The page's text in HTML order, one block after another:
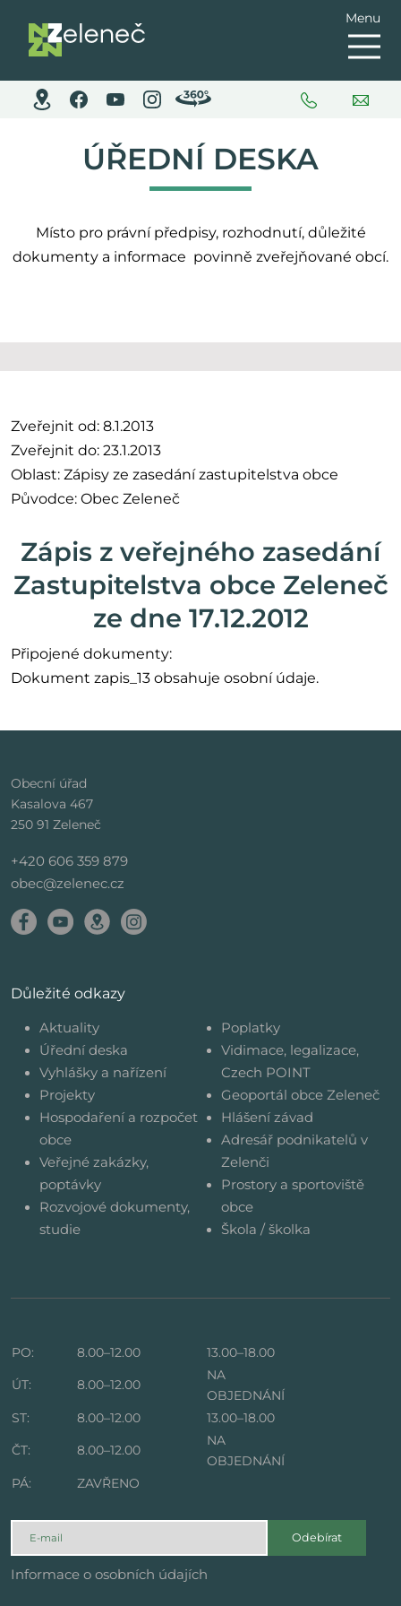
Menu
ÚŘEDNÍ DESKA
Místo pro právní předpisy, rozhodnutí, důležité
dokumenty a informace povinně zveřejňované obcí.
Zveřejnit od: 8.1.2013
Zveřejnit do: 23.1.2013
Oblast: Zápisy ze zasedání zastupitelstva obce
Původce: Obec Zeleneč
Zápis z veřejného zasedání
Zastupitelstva obce Zeleneč
ze dne 17.12.2012
Připojené dokumenty:
Dokument zapis_13 obsahuje osobní údaje.
Obecní úřad
Kasalova 467
250 91 Zeleneč
+420 606 359 879
obec@zelenec.cz
Důležité odkazy
Aktuality
Úřední deska
Vyhlášky a nařízení
Projekty
Hospodaření a rozpočet
obce
Veřejné zakázky,
poptávky
Rozvojové dokumenty,
studie
Poplatky
Vidimace, legalizace,
Czech POINT
Geoportál obce Zeleneč
Hlášení závad
Adresář podnikatelů v
Zelenči
Prostory a sportoviště
obce
Škola / školka
PO: 8.00–12.00
13.00–18.00
ÚT:
8.00–12.00
NA
OBJEDNÁNÍ
ST:
8.00–12.00
13.00–18.00
ČT:
8.00–12.00
NA
OBJEDNÁNÍ
PÁ:
ZAVŘENO
Odebírat
Informace o osobních údajích